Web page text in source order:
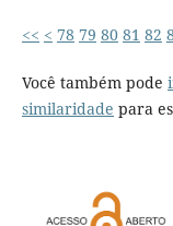
<< < 78 79 80 81 82
Você também pode
similaridade para